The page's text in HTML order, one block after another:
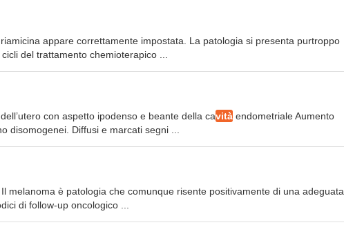
appare correttamente impostata. La patologia si presenta purtroppo
del trattamento chemioterapico ...
con aspetto ipodenso e beante della cavità endometriale Aumento
disomogenei. Diffusi e marcati segni ...
melanoma è patologia che comunque risente positivamente di una adeguata
di follow-up oncologico ...